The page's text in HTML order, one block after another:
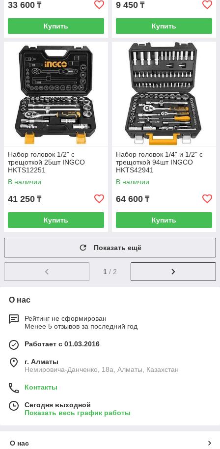
33 600 ₸
Купить
9 450 ₸
Купить
Набор головок 1/2" с
трещоткой 25шт INGCO
HKTS12251
В наличии
41 250 ₸
Купить
Набор головок 1/4" и 1/2" с
трещоткой 94шт INGCO
HKTS42941
В наличии
64 600 ₸
Купить
Показать ещё
1 / 2
О нас
Рейтинг не сформирован
Менее 5 отзывов за последний год
Работает с 01.03.2016
г. Алматы
Немировича-Данченко, 18а, Алматы, Казахстан
Контакты
Сегодня выходной
Показать весь график работы
О нас